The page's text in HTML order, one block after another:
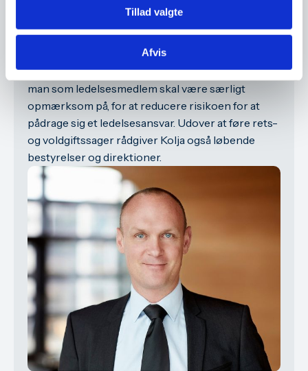
Tillad valgte
Afvis
procesadvokat og har igennem de seneste 15 år
ført en række af de mest profilerede sager om
Kolja har derfor et unikt indblik i, hvilke forhold
man som ledelsesmedlem skal være særligt
opmærksom på, for at reducere risikoen for at
pådrage sig et ledelsesansvar. Udover at føre rets-
og voldgiftssager rådgiver Kolja også løbende
bestyrelser og direktioner.